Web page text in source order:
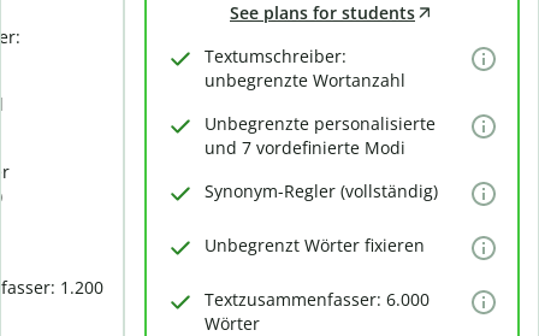
1.200
See plans for students
Textumschreiber:
unbegrenzte Wortanzahl
Unbegrenzte personalisierte
und 7 vordefinierte Modi
Synonym-Regler (vollständig)
Unbegrenzt Wörter fixieren
Textzusammenfasser: 6.000
Wörter